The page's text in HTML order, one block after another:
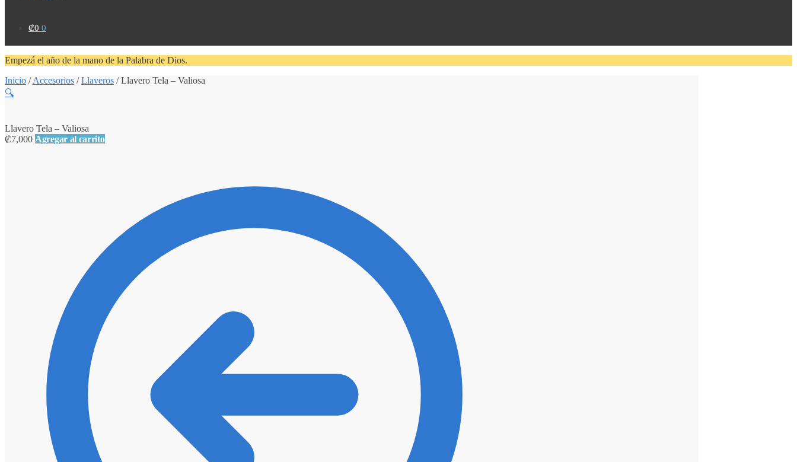
₡0 0
Empezá el año de la mano de la Palabra de Dios.
Inicio /Accesorios /Llaveros /Llavero Tela – Valiosa
🔍
Llavero Tela – Valiosa
₡7,000 Agregar al carrito